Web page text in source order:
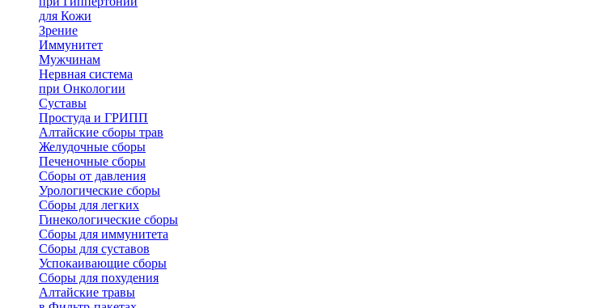
для Кожи
Зрение
Иммунитет
Мужчинам
Нервная система
при Онкологии
Суставы
Простуда и ГРИПП
Алтайские сборы трав
Желудочные сборы
Печеночные сборы
Сборы от давления
Урологические сборы
Сборы для легких
Гинекологические сборы
Сборы для иммунитета
Сборы для суставов
Успокаивающие сборы
Сборы для похудения
Алтайские травы